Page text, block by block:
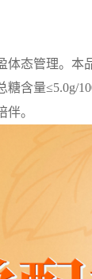
态管理。本
糖含量≤5.0g/
。